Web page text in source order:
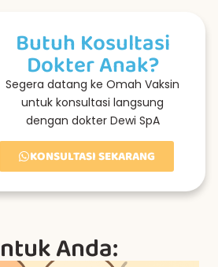
Butuh Kosultasi
Dokter Anak?
Segera datang ke Omah Vaksin
untuk konsultasi langsung
dengan dokter Dewi SpA
KONSULTASI SEKARANG
Anda: